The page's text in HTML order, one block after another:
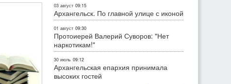
03 август 09:15
Архангельск. По главной улице с иконой
01 август 09:30
Протоиерей Валерий Суворов: "Нет
наркотикам!"
30 июль 09:12
Архангельская епархия принимала
высоких гостей